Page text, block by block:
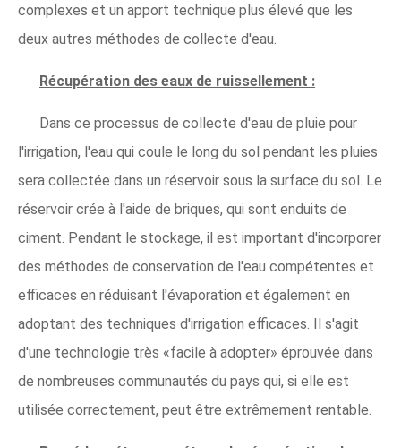
complexes et un apport technique plus élevé que les
deux autres méthodes de collecte d'eau.
Récupération des eaux de ruissellement :
Dans ce processus de collecte d'eau de pluie pour
l'irrigation, l'eau qui coule le long du sol pendant les pluies
sera collectée dans un réservoir sous la surface du sol. Le
réservoir crée à l'aide de briques, qui sont enduits de
ciment. Pendant le stockage, il est important d'incorporer
des méthodes de conservation de l'eau compétentes et
efficaces en réduisant l'évaporation et également en
adoptant des techniques d'irrigation efficaces. Il s'agit
d'une technologie très «facile à adopter» éprouvée dans
de nombreuses communautés du pays qui, si elle est
utilisée correctement, peut être extrêmement rentable.